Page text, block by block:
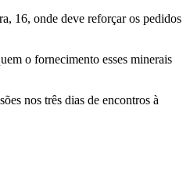
16, onde deve reforçar os pedidos
o fornecimento esses minerais
nos três dias de encontros à